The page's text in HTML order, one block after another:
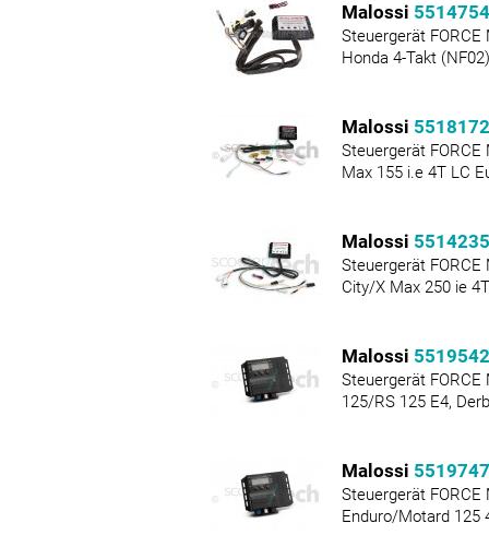
Malossi 5514754
Steuergerät FORCE
Honda 4-Takt (NF02)
Malossi 5518172
Steuergerät FORCE
Max 155 i.e 4T LC
Malossi 5514235
Steuergerät FORCE
City/X Max 250 ie
Malossi 5519542
Steuergerät FORCE
125/RS 125 E4,
Malossi 5519747
Steuergerät FORCE
Enduro/Motard 125